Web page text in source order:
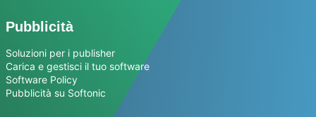
Pubblicità
Soluzioni per i publisher
Carica e gestisci il tuo software
Software Policy
Pubblicità su Softonic